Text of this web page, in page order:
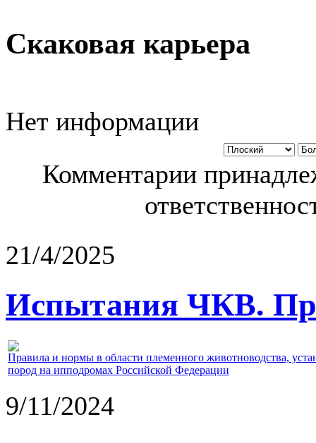
Скаковая карьера
Нет информации
Комментарии
21/4/2025
Испытания ЧКВ.
Правила и нормы в области племенного животноводства,
пород на ипподромах Российской Федерации
9/11/2024